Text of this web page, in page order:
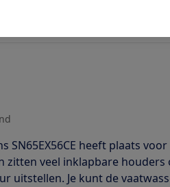
SN65EX56CE heeft plaats
zitten veel inklapbare
uitstellen. Je kunt de